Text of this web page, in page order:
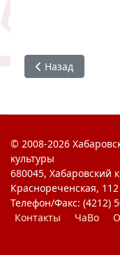
Предыдущий:
Назад
© 2008-2026
культуры
680045, Хабаровский
Краснореченская, 112
Телефон/Факс: (4212)
Контакты
ЧаВо